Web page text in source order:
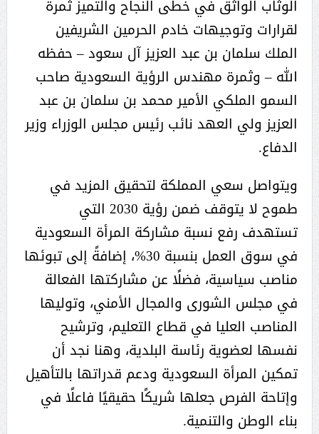
الوثّاب الواثق في خطى النجاح والتميز ثمرة
لقرارات وتوجيهات خادم الحرمين الشريفين
الملك سلمان بن عبد العزيز آل سعود – حفظه
الله – وثمرة مهندس الرؤية السعودية صاحب
السمو الملكي الأمير محمد بن سلمان بن عبد
العزيز ولي العهد نائب رئيس مجلس الوزراء وزير
الدفاع.
ويتواصل سعي المملكة لتحقيق المزيد في
طموح لا يتوقف ضمن رؤية 2030 التي
تستهدف رفع نسبة مشاركة المرأة السعودية
في سوق العمل بنسبة 30%، إضافةً إلى تبوئها
مناصب سياسية، فضلًا عن مشاركتها الفعالة
في مجلس الشورى والمجال الأمني، وتوليها
المناصب العليا في قطاع التعليم، وترشيح
نفسها لعضوية رئاسة البلدية، وهنا نجد أن
تمكين المرأة السعودية ودعم قدراتها بالتأهيل
وإتاحة الفرص جعلها شريكًا حقيقيًا فاعلًا في
بناء الوطن والتنمية.